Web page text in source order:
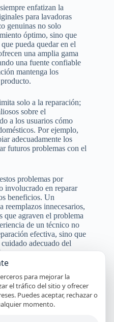
enfatizan la
para lavadoras
genuinas no solo
óptimo, sino que
pueda quedar en el
una amplia gama
una fuente confiable
mantenga los
solo a la reparación;
sobre el
a los usuarios cómo
Por ejemplo,
adecuadamente los
futuros problemas con el
problemas por
involucrado en reparar
beneficios. Un
reemplazos innecesarios,
que agraven el problema
de un técnico no
efectiva, sino que
adecuado del
Fagor, recurrir a
en la tranquilidad y
para una reparación
preventivo,
experticia de un
para mejorar la
el tráfico del sitio y ofrecer
Puedes aceptar, rechazar o
momento.